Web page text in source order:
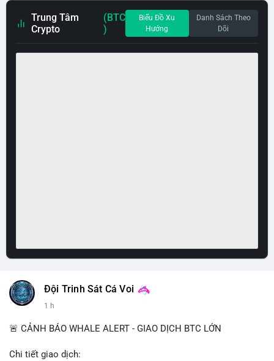
Trung Tâm
Crypto
(BTC
)
Biểu Đồ Xu
Hướng
Danh Sách Theo
Dõi
Đội Trinh Sát Cá Voi
1 h
🚨 CẢNH BÁO WHALE ALERT - GIAO DỊCH BTC LỚN
Chi tiết giao dịch: